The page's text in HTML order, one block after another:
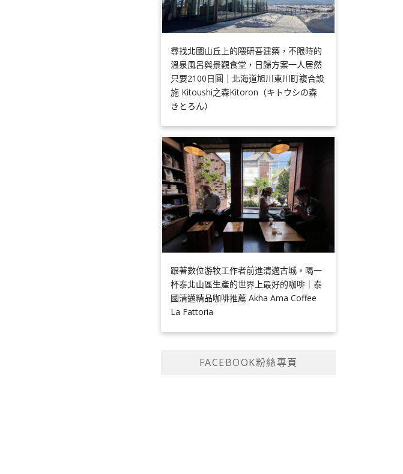
尋找北國山丘上的隈研吾建築，不限時的
溫泉風呂與景觀食堂，日歸方案一人居然
只要2100日圓｜北海道旭川東川町複合設
施 Kitoushi之森Kitoron（キトウシの森
きとろん）
跟著數位游牧工作者前進清邁古城，喝一
杯泰北山區生產的世界上最好的咖啡｜泰
國清邁精品咖啡推薦 Akha Ama Coffee
La Fattoria
FACEBOOK粉絲專頁